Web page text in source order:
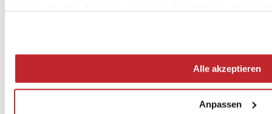
können Sie Ihre Zustimmung mit der Schaltfläche
Alle akzeptieren
Anpassen